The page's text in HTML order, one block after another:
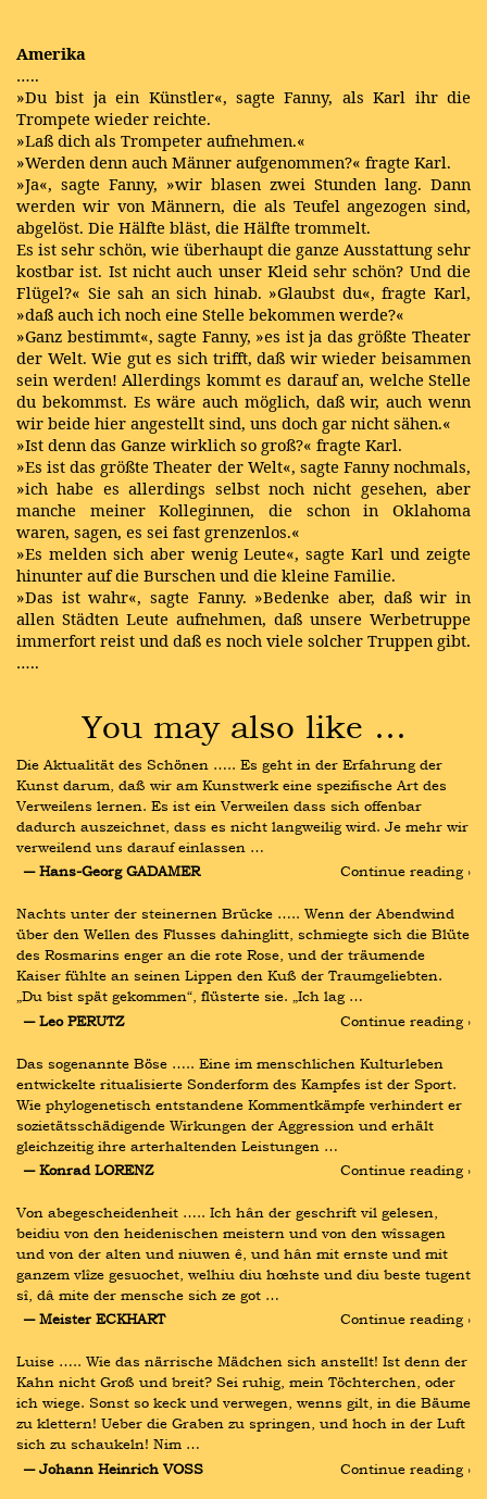
Amerika
…..
»Du bist ja ein Künstler«, sagte Fanny, als Karl ihr die
Trompete wieder reichte.
»Laß dich als Trompeter aufnehmen.«
»Werden denn auch Männer aufgenommen?« fragte Karl.
»Ja«, sagte Fanny, »wir blasen zwei Stunden lang. Dann
werden wir von Männern, die als Teufel angezogen sind,
abgelöst. Die Hälfte bläst, die Hälfte trommelt.
Es ist sehr schön, wie überhaupt die ganze Ausstattung sehr
kostbar ist. Ist nicht auch unser Kleid sehr schön? Und die
Flügel?« Sie sah an sich hinab. »Glaubst du«, fragte Karl,
»daß auch ich noch eine Stelle bekommen werde?«
»Ganz bestimmt«, sagte Fanny, »es ist ja das größte Theater
der Welt. Wie gut es sich trifft, daß wir wieder beisammen
sein werden! Allerdings kommt es darauf an, welche Stelle
du bekommst. Es wäre auch möglich, daß wir, auch wenn
wir beide hier angestellt sind, uns doch gar nicht sähen.«
»Ist denn das Ganze wirklich so groß?« fragte Karl.
»Es ist das größte Theater der Welt«, sagte Fanny nochmals,
»ich habe es allerdings selbst noch nicht gesehen, aber
manche meiner Kolleginnen, die schon in Oklahoma
waren, sagen, es sei fast grenzenlos.«
»Es melden sich aber wenig Leute«, sagte Karl und zeigte
hinunter auf die Burschen und die kleine Familie.
»Das ist wahr«, sagte Fanny. »Bedenke aber, daß wir in
allen Städten Leute aufnehmen, daß unsere Werbetruppe
immerfort reist und daß es noch viele solcher Truppen gibt.
…..
You may also like …
Die Aktualität des Schönen ….. Es geht in der Erfahrung der
Kunst darum, daß wir am Kunstwerk eine spezifische Art des
Verweilens lernen. Es ist ein Verweilen dass sich offenbar
dadurch auszeichnet, dass es nicht langweilig wird. Je mehr wir
verweilend uns darauf einlassen …
― Hans-Georg GADAMER
Continue reading ›
Nachts unter der steinernen Brücke ….. Wenn der Abendwind
über den Wellen des Flusses dahinglitt, schmiegte sich die Blüte
des Rosmarins enger an die rote Rose, und der träumende
Kaiser fühlte an seinen Lippen den Kuß der Traumgeliebten.
„Du bist spät gekommen“, flüsterte sie. „Ich lag …
― Leo PERUTZ
Continue reading ›
Das sogenannte Böse ….. Eine im menschlichen Kulturleben
entwickelte ritualisierte Sonderform des Kampfes ist der Sport.
Wie phylogenetisch entstandene Kommentkämpfe verhindert er
sozietätsschädigende Wirkungen der Aggression und erhält
gleichzeitig ihre arterhaltenden Leistungen …
― Konrad LORENZ
Continue reading ›
Von abegescheidenheit ….. Ich hân der geschrift vil gelesen,
beidiu von den heidenischen meistern und von den wîssagen
und von der alten und niuwen ê, und hân mit ernste und mit
ganzem vlîze gesuochet, welhiu diu hœhste und diu beste tugent
sî, dâ mite der mensche sich ze got …
― Meister ECKHART
Continue reading ›
Luise ….. Wie das närrische Mädchen sich anstellt! Ist denn der
Kahn nicht Groß und breit? Sei ruhig, mein Töchterchen, oder
ich wiege. Sonst so keck und verwegen, wenns gilt, in die Bäume
zu klettern! Ueber die Graben zu springen, und hoch in der Luft
sich zu schaukeln! Nim …
― Johann Heinrich VOSS
Continue reading ›